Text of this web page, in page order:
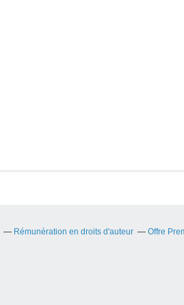
Rémunération en droits d'auteur Offre